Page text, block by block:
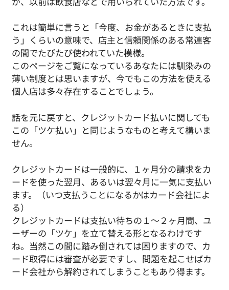
これは簡単に言うと「今度、お金があるときに支払
う」くらいの意味で、店主と信頼関係のある常連客
の間でたびたび使われていた模様。
このページをご覧になっているあなたには馴染みの
薄い制度とは思いますが、今でもこの方法を使える
個人店は多々存在することでしょう。
話を元に戻すと、クレジットカード払いに関しても
この「ツケ払い」と同じようなものと考えて構いま
せん。
クレジットカードは一般的に、１ヶ月分の請求をカ
ードを使った翌月、あるいは翌々月に一気に支払い
ます。（いつ支払うことになるかはカード会社によ
る）
クレジットカードは支払い待ちの１～２ヶ月間、ユ
ーザーの「ツケ」を立て替える形となるわけです
ね。当然この間に踏み倒されては困りますので、カ
ード取得には審査が必要ですし、問題を起こせばカ
ード会社から解約されてしまうこともあり得ます。